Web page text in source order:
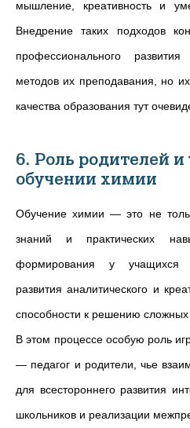
мышление, креативность и
Внедрение таких подходов
профессионального
методов их преподавания, но
качества образования тут
6. Роль родителей и
обучении химии
Обучение химии — это не
знаний и практических
формирования у учащихся
развития аналитического и
способности к решению
В этом процессе особую роль
— педагог и родители, чье
для всестороннего развития
школьников и реализации